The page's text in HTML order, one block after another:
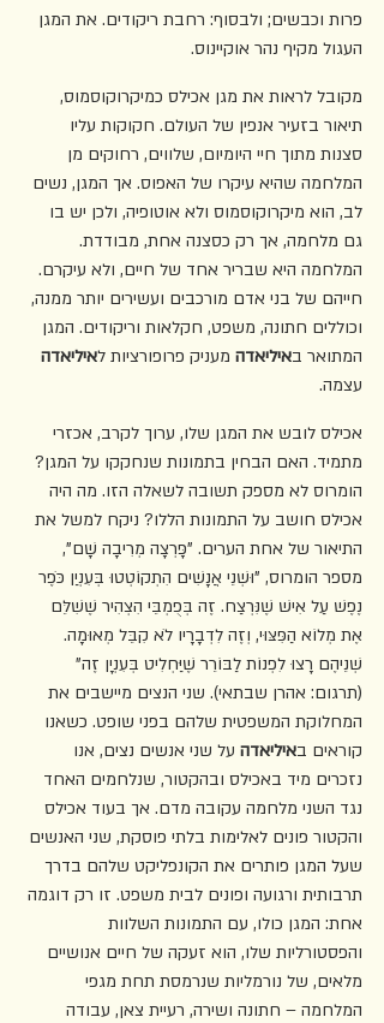
פרות וכבשים; ולבסוף: רחבת ריקודים. את המגן
העגול מקיף נהר אוקיינוס.
מקובל לראות את מגן אכילס כמיקרוקוסמוס,
תיאור בזעיר אנפין של העולם. חקוקות עליו
סצנות מתוך חיי היומיום, שלווים, רחוקים מן
המלחמה שהיא עיקרו של האפוס. אך המגן, נשים
לב, הוא מיקרוקוסמוס ולא אוטופיה, ולכן יש בו
גם מלחמה, אך רק כסצנה אחת, מבודדת.
המלחמה היא שבריר אחד של חיים, ולא עיקרם.
חייהם של בני אדם מורכבים ועשירים יותר ממנה,
וכוללים חתונה, משפט, חקלאות וריקודים. המגן
המתואר באיליאדה מעניק פרופורציות לאיליאדה
עצמה.
אכילס לובש את המגן שלו, ערוך לקרב, אכזרי
מתמיד. האם הבחין בתמונות שנחקקו על המגן?
הומרוס לא מספק תשובה לשאלה הזו. מה היה
אכילס חושב על התמונות הללו? ניקח למשל את
התיאור של אחת הערים. "פָּרְצָה מְרִיבָה שָׁם",
מספר הומרוס, "וּשְׁנֵי אֲנָשִׁים הִתְקוֹטְטוּ בְּעִנְיַן כֹּפֶר
נֶפֶשׁ עַל אִישׁ שֶׁנִּרְצַח. זֶה בְּפֻמְבֵּי הִצְהִיר שֶׁשִׁלֵּם
אֶת מְלוֹא הַפִּצּוּי, וְזֶה לִדְבָרָיו לֹא קִבֵּל מְאוּמָה.
שְׁנֵיהֶם רָצוּ לִפְנוֹת לַבּוֹרֵר שֶׁיַּחְלִיט בְּעִנְיָן זֶה"
(תרגום: אהרן שבתאי). שני הנצים מיישבים את
המחלוקת המשפטית שלהם בפני שופט. כשאנו
קוראים באיליאדה על שני אנשים נצים, אנו
נזכרים מיד באכילס ובהקטור, שנלחמים האחד
נגד השני מלחמה עקובה מדם. אך בעוד אכילס
והקטור פונים לאלימות בלתי פוסקת, שני האנשים
שעל המגן פותרים את הקונפליקט שלהם בדרך
תרבותית ורגועה ופונים לבית משפט. זו רק דוגמה
אחת: המגן כולו, עם התמונות השלוות
והפסטורליות שלו, הוא זעקה של חיים אנושיים
מלאים, של נורמליות שנרמסת תחת מגפי
המלחמה – חתונה ושירה, רעיית צאן, עבודה